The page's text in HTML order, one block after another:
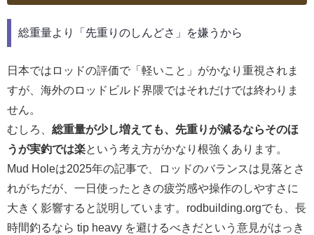
総重量より「先重りのしんどさ」を嫌うから
日本ではロッドの評価で「軽いこと」がかなり重視されま
すが、海外のロッドビルド界隈ではそれだけでは終わりま
せん。
むしろ、 総重量が少し増えても、先重りが減るならそのほ
うが実釣では楽という考え方がかなり根強くあります。
Mud Holeは2025年の記事で、ロッドのバランスは見落とさ
れがちだが、一日使ったときの疲労感や操作のしやすさに
大きく影響すると説明しています。rodbuilding.orgでも、長
時間釣るなら tip heavy を避けるべきだという意見がはっき